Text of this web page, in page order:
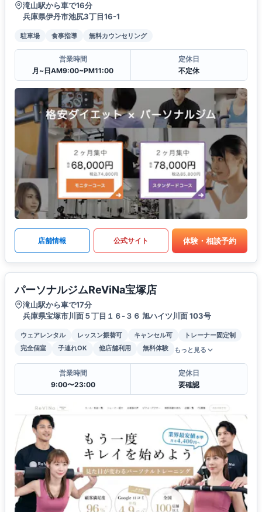
滝山駅から車で16分
兵庫県伊丹市池尻3丁目16-1
駐車場 食事指導 無料カウンセリング
営業時間
月~日AM9:00~PM11:00
定休日
不定休
店舗情報 公式サイト 体験・相談予約
パーソナルジムReViNa宝塚店
滝山駅から車で17分
兵庫県宝塚市川面５丁目１６-３６ 旭ハイツ川面 103号
ウェアレンタル レッスン振替可 キャンセル可
トレーナー固定制
完全個室
子連れOK 他店舗利用 無料体験 もっと見る
営業時間
9:00〜23:00
定休日
要確認